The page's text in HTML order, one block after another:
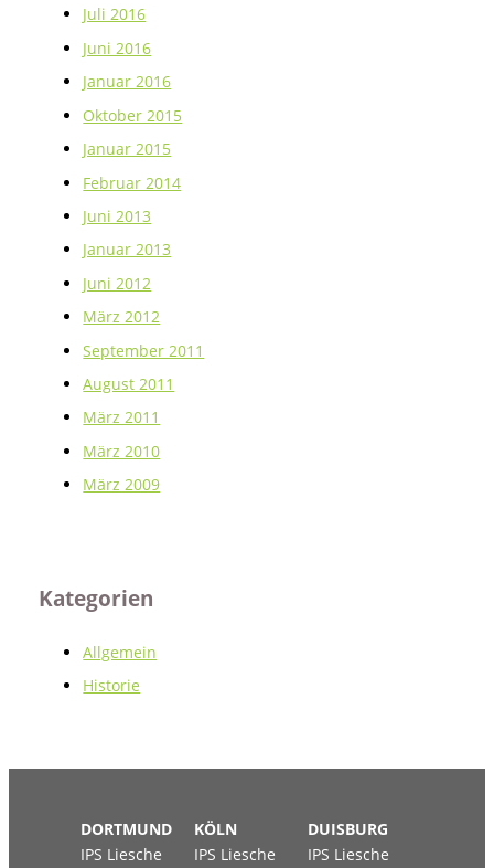
Juli 2016
Juni 2016
Januar 2016
Oktober 2015
Januar 2015
Februar 2014
Juni 2013
Januar 2013
Juni 2012
März 2012
September 2011
August 2011
März 2011
März 2010
März 2009
Kategorien
Allgemein
Historie
DORTMUND
IPS Liesche
KÖLN
IPS Liesche
DUISBURG
IPS Liesche